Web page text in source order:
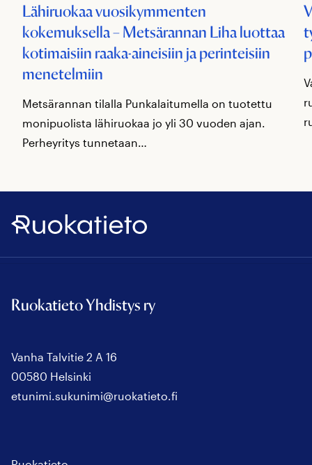
Lähiruokaa vuosikymmenten
kokemuksella – Metsärannan Liha luottaa
kotimaisiin raaka-aineisiin ja perinteisiin
menetelmiin
Metsärannan tilalla Punkalaitumella on tuotettu
monipuolista lähiruokaa jo yli 30 vuoden ajan.
Perheyritys tunnetaan…
Ruokatieto
Ruokatieto Yhdistys ry
Vanha Talvitie 2 A 16
00580 Helsinki
etunimi.sukunimi@ruokatieto.fi